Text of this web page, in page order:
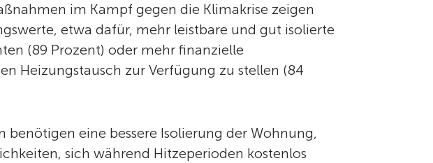
im Kampf gegen die Klimakrise zeigen
etwa dafür, mehr leistbare und gut isolierte
(89 Prozent) oder mehr finanzielle
Heizungstausch zur Verfügung zu stellen (84
benötigen eine bessere Isolierung der Wohnung,
sich während Hitzeperioden kostenlos